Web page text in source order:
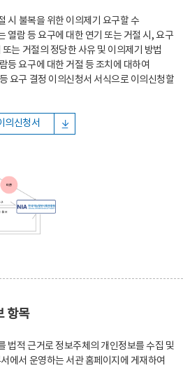
시 불복을 위한 이의제기 요구할 수
열람 등 요구에 대한 연기 또는 거절 시, 요구
는 거절의 정당한 사유 및 이의제기 방법
등 요구에 대한 거절 등 조치에 대하여
요구 결정 이의신청서 서식으로 이의신청할
의신청서
항목
법적 근거로 정보주체의 개인정보를 수집 및
에서 운영하는 서관 홈페이지에 게재하여